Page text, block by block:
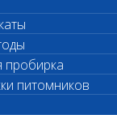
пробирка
питомников